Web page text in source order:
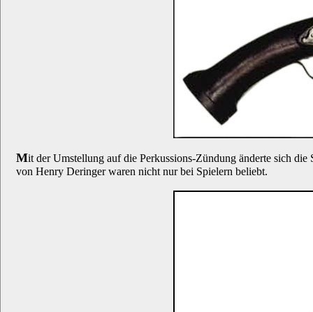
Mit der Umstellung auf die Perkussions-Zündung änderte sich
von Henry Deringer waren nicht nur bei Spielern beliebt.